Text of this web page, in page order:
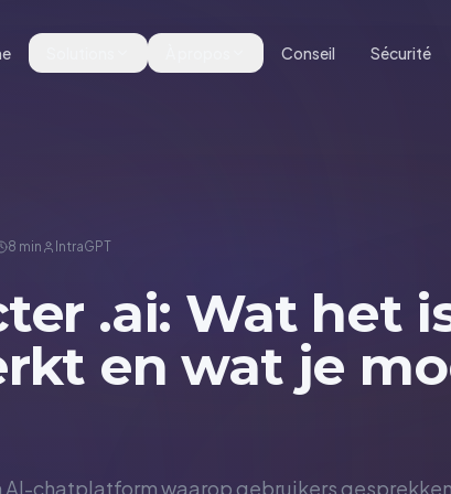
Conseil Sécurité
8 min IntraGPT
.ai: Wat het
en wat je
AI-chatplatform waarop gebruikers